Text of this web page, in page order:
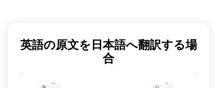
英語の原文を日本語へ翻訳する場
合